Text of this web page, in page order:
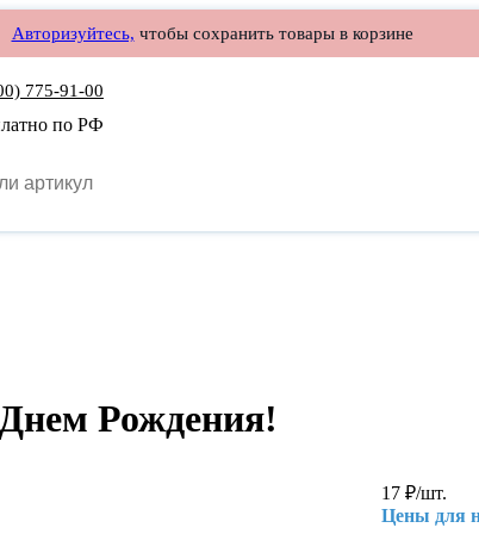
Авторизуйтесь, чтобы сохранить товары в корзине
775-91-00
по РФ
Рождения!
17₽/шт.
Цены для